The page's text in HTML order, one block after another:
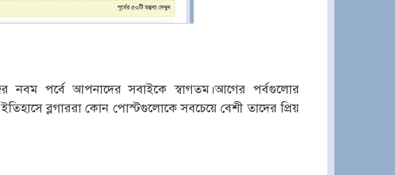
নবম পর্বে আপনাদের সবাইকে স্বাগতম।আগের পর্বগুলোর
ব্লগাররা কোন পোস্টগুলোকে সবচেয়ে বেশী তাদের প্রিয়